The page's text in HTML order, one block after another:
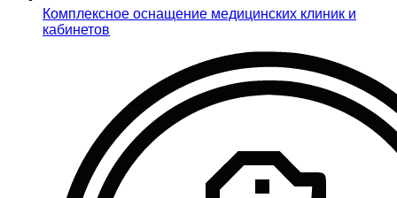
Комплексное оснащение медицинских клиник и
кабинетов